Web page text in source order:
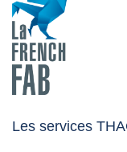
Les services